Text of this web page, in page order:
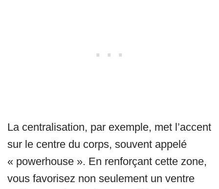
La centralisation, par exemple, met l’accent
sur le centre du corps, souvent appelé
« powerhouse ». En renforçant cette zone,
vous favorisez non seulement un ventre